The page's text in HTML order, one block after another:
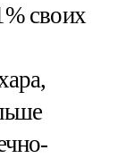
своих